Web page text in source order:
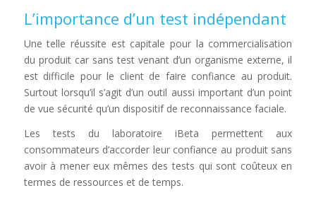
L’importance d’un test indépendant
Une telle réussite est capitale pour la commercialisation
du produit car sans test venant d’un organisme externe, il
est difficile pour le client de faire confiance au produit.
Surtout lorsqu’il s’agit d’un outil aussi important d’un point
de vue sécurité qu’un dispositif de reconnaissance faciale.
Les tests du laboratoire iBeta permettent aux
consommateurs d’accorder leur confiance au produit sans
avoir à mener eux mêmes des tests qui sont coûteux en
termes de ressources et de temps.